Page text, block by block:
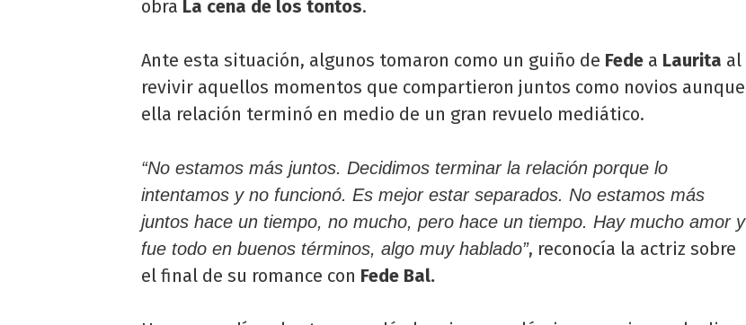
obra La cena de los tontos.
Ante esta situación, algunos tomaron como un guiño de Fede a Laurita al
revivir aquellos momentos que compartieron juntos como novios aunque
ella relación terminó en medio de un gran revuelo mediático.
“No estamos más juntos. Decidimos terminar la relación porque lo
intentamos y no funcionó. Es mejor estar separados. No estamos más
juntos hace un tiempo, no mucho, pero hace un tiempo. Hay mucho amor y
fue todo en buenos términos, algo muy hablado”, reconocía la actriz sobre
el final de su romance con Fede Bal.